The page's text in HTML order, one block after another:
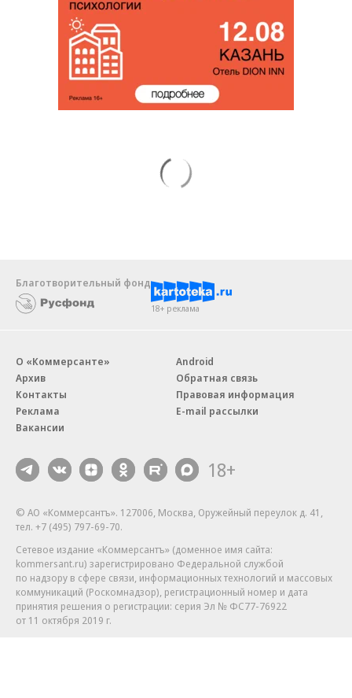
Благотворительный фонд
18+ реклама
О «Коммерсанте»
Архив
Контакты
Реклама
Вакансии
Android
Обратная связь
Правовая информация
E-mail рассылки
18+
© АО «Коммерсантъ». 127006, Москва, Оружейный переулок д. 41,
тел. +7 (495) 797-69-70.
Сетевое издание «Коммерсантъ» (доменное имя сайта:
kommersant.ru) зарегистрировано Федеральной службой
по надзору в сфере связи, информационных технологий и массовых
коммуникаций (Роскомнадзор), регистрационный номер и дата
принятия решения о регистрации: серия Эл № ФС77-76922
от 11 октября 2019 г.